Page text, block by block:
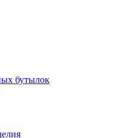
бутылок